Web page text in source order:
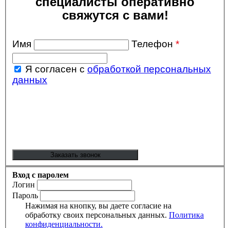
свяжутся с вами!
Имя Телефон *
Я согласен с обработкой персональных
данных
Вход с паролем
Логин
Пароль
Нажимая на кнопку, вы даете согласие на
обработку своих персональных данных. Политика
конфиденциальности.